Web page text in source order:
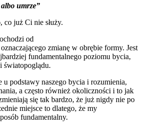
umrze”
co już Ci nie służy.
od
oznaczającego zmianę w obrębie formy. Jest
fundamentalnego poziomu bycia,
światopoglądu.
u podstawy naszego bycia i rozumienia,
a często również okoliczności i to jak
się tak bardzo, że już nigdy nie po
miejsce to dlatego, że my
fundamentalny.